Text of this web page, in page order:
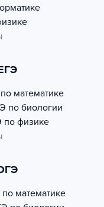
математике
по биологии
по физике
математике